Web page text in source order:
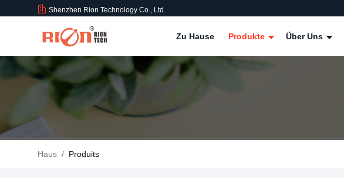
Shenzhen Rion Technology Co., Ltd.
Zu Hause Produkte Über Uns
Haus / Produits